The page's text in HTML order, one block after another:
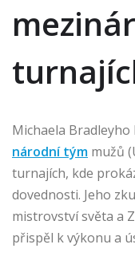
Michaela
národní tým mužů
turnajích, kde
dovednosti. Jeho
mistrovství světa a
přispěl k výkonu a